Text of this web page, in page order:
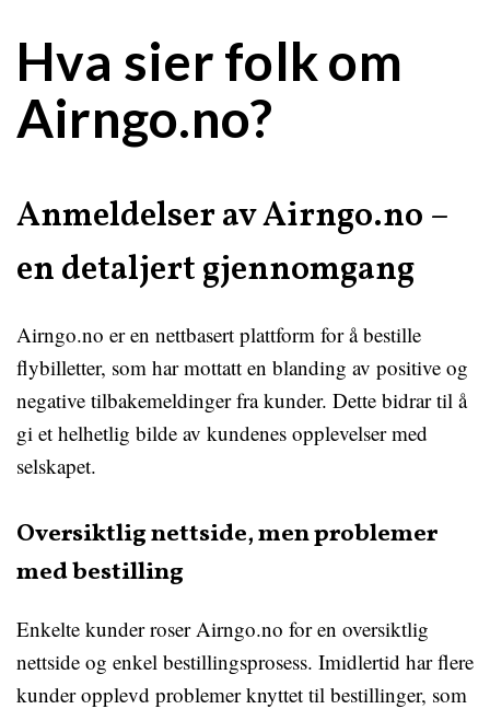
Hva sier folk om
Airngo.no?
Anmeldelser av Airngo.no –
en detaljert gjennomgang
Airngo.no er en nettbasert plattform for å bestille
flybilletter, som har mottatt en blanding av positive og
negative tilbakemeldinger fra kunder. Dette bidrar til å
gi et helhetlig bilde av kundenes opplevelser med
selskapet.
Oversiktlig nettside, men problemer
med bestilling
Enkelte kunder roser Airngo.no for en oversiktlig
nettside og enkel bestillingsprosess. Imidlertid har flere
kunder opplevd problemer knyttet til bestillinger, som